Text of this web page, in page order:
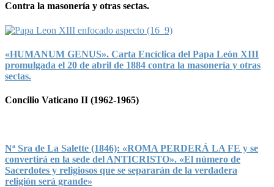
Contra la masonería y otras sectas.
«HUMANUM GENUS». Carta Encíclica del Papa León XIII
promulgada el 20 de abril de 1884 contra la masonería y otras
sectas.
Concilio Vaticano II (1962-1965)
Nª Sra de La Salette (1846): «ROMA PERDERÁ LA FE y se
convertirá en la sede del ANTICRISTO». «El número de
Sacerdotes y religiosos que se separarán de la verdadera
religión será grande»